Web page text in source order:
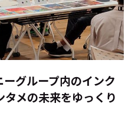
ーグループ内のインク
メの未来をゆっくり